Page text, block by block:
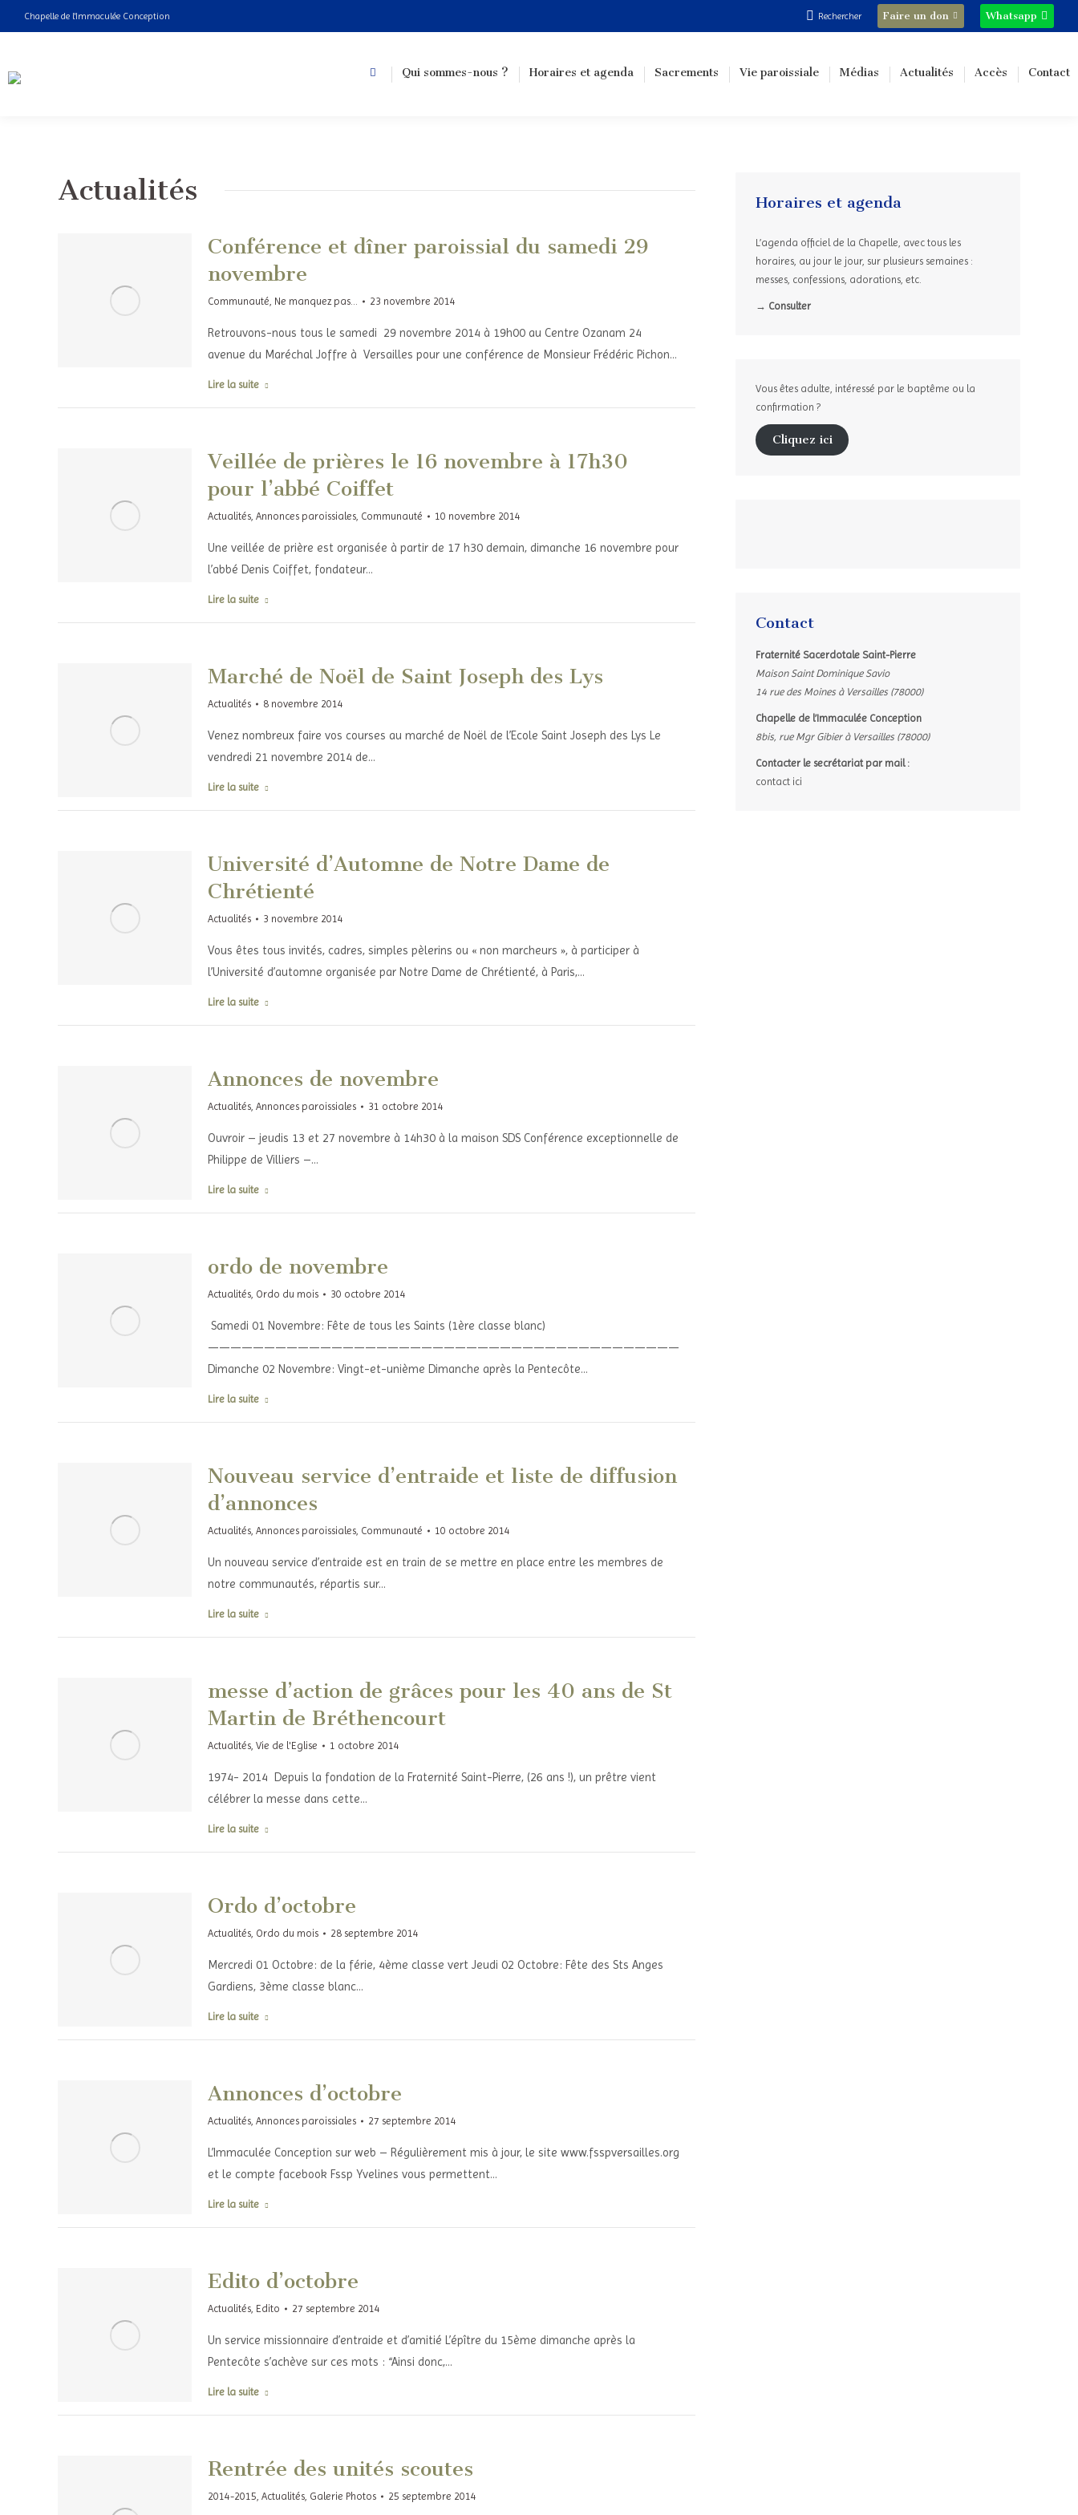
Chapelle de l'Immaculée Conception
Recherche
:
Rechercher Faire un don Whatsapp
Qui sommes-nous ? Horaires et agenda Sacrements Vie paroissiale Médias Actualités Accès Contact
Actualités
Conférence et dîner paroissial du samedi 29
novembre
Communauté, Ne manquez pas... 23 novembre 2014
Retrouvons-nous tous le samedi 29 novembre 2014 à 19h00 au Centre Ozanam 24
avenue du Maréchal Joffre à Versailles pour une conférence de Monsieur Frédéric Pichon…
Lire la suite
Veillée de prières le 16 novembre à 17h30
pour l’abbé Coiffet
Actualités, Annonces paroissiales, Communauté 10 novembre 2014
Une veillée de prière est organisée à partir de 17 h30 demain, dimanche 16 novembre pour
l’abbé Denis Coiffet, fondateur…
Lire la suite
Marché de Noël de Saint Joseph des Lys
Actualités 8 novembre 2014
Venez nombreux faire vos courses au marché de Noël de l’Ecole Saint Joseph des Lys Le
vendredi 21 novembre 2014 de…
Lire la suite
Université d’Automne de Notre Dame de
Chrétienté
Actualités 3 novembre 2014
Vous êtes tous invités, cadres, simples pèlerins ou « non marcheurs », à participer à
l’Université d’automne organisée par Notre Dame de Chrétienté, à Paris,…
Lire la suite
Annonces de novembre
Actualités, Annonces paroissiales 31 octobre 2014
Ouvroir – jeudis 13 et 27 novembre à 14h30 à la maison SDS Conférence exceptionnelle de
Philippe de Villiers –…
Lire la suite
ordo de novembre
Actualités, Ordo du mois 30 octobre 2014
Samedi 01 Novembre: Fête de tous les Saints (1ère classe blanc)
——————————————————————————————————————————————–
Dimanche 02 Novembre: Vingt-et-unième Dimanche après la Pentecôte…
Lire la suite
Nouveau service d’entraide et liste de diffusion
d’annonces
Actualités, Annonces paroissiales, Communauté 10 octobre 2014
Un nouveau service d’entraide est en train de se mettre en place entre les membres de
notre communautés, répartis sur…
Lire la suite
messe d’action de grâces pour les 40 ans de St
Martin de Bréthencourt
Actualités, Vie de l'Eglise 1 octobre 2014
1974- 2014 Depuis la fondation de la Fraternité Saint-Pierre, (26 ans !), un prêtre vient
célébrer la messe dans cette…
Lire la suite
Ordo d’octobre
Actualités, Ordo du mois 28 septembre 2014
Mercredi 01 Octobre: de la férie, 4ème classe vert Jeudi 02 Octobre: Fête des Sts Anges
Gardiens, 3ème classe blanc…
Lire la suite
Annonces d’octobre
Actualités, Annonces paroissiales 27 septembre 2014
L’Immaculée Conception sur web – Régulièrement mis à jour, le site www.fsspversailles.org
et le compte facebook Fssp Yvelines vous permettent…
Lire la suite
Edito d’octobre
Actualités, Edito 27 septembre 2014
Un service missionnaire d’entraide et d’amitié L’épître du 15ème dimanche après la
Pentecôte s’achève sur ces mots : “Ainsi donc,…
Lire la suite
Rentrée des unités scoutes
2014-2015, Actualités, Galerie Photos 25 septembre 2014
Horaires et agenda
L’agenda officiel de la Chapelle, avec tous les
horaires, au jour le jour, sur plusieurs semaines :
messes, confessions, adorations, etc.
→ Consulter
Vous êtes adulte, intéressé par le baptême ou la
confirmation ?
Cliquez ici
Contact
Fraternité Sacerdotale Saint-Pierre
Maison Saint Dominique Savio
14 rue des Moines à Versailles (78000)
Chapelle de l’Immaculée Conception
8bis, rue Mgr Gibier à Versailles (78000)
Contacter le secrétariat par mail :
contact ici